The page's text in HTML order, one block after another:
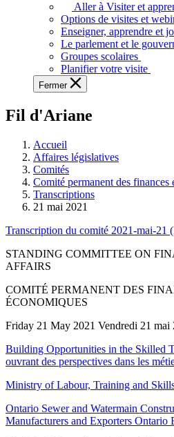
voir,
apprendre
et
à
à
législative.
Aller à Visiter et
Options de visites et
Enseigner, apprendre et
Le parlement et le
Groupes scolaires
Planifier votre visite
Fermer
Fil d'Ariane
Accueil
Affaires législatives
Comités
Comité permanent des finances
Transcriptions
21 mai 2021
Transcription du comité 2021-mai-21
STANDING COMMITTEE ON
AFFAIRS
COMITÉ PERMANENT DES
ÉCONOMIQUES
Friday 21 May 2021 Vendredi 21 mai
Building Opportunities in the Skilled
ouvrant des perspectives dans les
Ministry of Labour, Training and
Ontario Sewer and Watermain
Manufacturers and Exporters Ontario